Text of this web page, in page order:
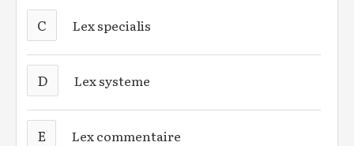
C Lex specialis
D Lex systeme
E Lex commentaire